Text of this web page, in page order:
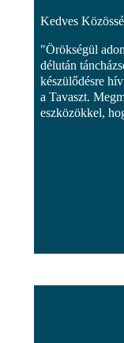
Kedves
"Örökségül
délután
készülődésre
a Tavaszt.
eszközökkel,